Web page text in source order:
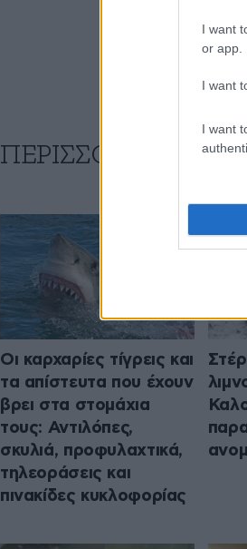
I want
or app.
I want
I want
ΠΕΡΙΣΣΟΤΕΡΑ
Οι καρχαρίες τίγρεις και
τα απίστευτα που έχουν
βρει στα στομάχια
τους: Αντιλόπες,
σκυλιά, προφυλαχτικά,
τηλεοράσεις και
πινακίδες κυκλοφορίας